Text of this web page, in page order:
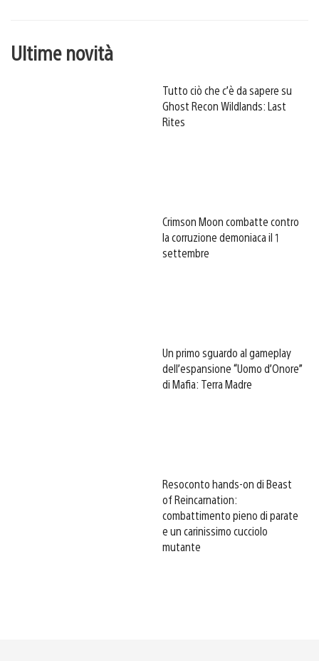
Ultime novità
Tutto ciò che c’è da sapere su
Ghost Recon Wildlands: Last
Rites
Crimson Moon combatte contro
la corruzione demoniaca il 1
settembre
Un primo sguardo al gameplay
dell’espansione “Uomo d’Onore”
di Mafia: Terra Madre
Resoconto hands-on di Beast
of Reincarnation:
combattimento pieno di parate
e un carinissimo cucciolo
mutante